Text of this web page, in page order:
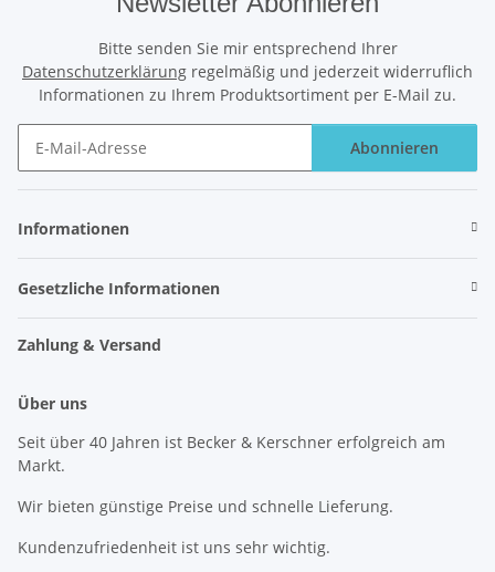
Bitte senden Sie mir entsprechend Ihrer
Datenschutzerklärung regelmäßig und jederzeit widerruflich
Informationen zu Ihrem Produktsortiment per E-Mail zu.
Abonnieren
Informationen
Gesetzliche Informationen
Zahlung & Versand
Über uns
Seit über 40 Jahren ist Becker & Kerschner erfolgreich am
Markt.
Wir bieten günstige Preise und schnelle Lieferung.
Kundenzufriedenheit ist uns sehr wichtig.